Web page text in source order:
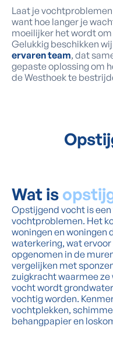
Laat je
want hoe langer je
moeilijker het wordt
Gelukkig beschikken
ervaren team, dat
gepaste oplossing om
de Westhoek te
Wat is
Opstijgend vocht is
vochtproblemen. Het
woningen en woningen
waterkering, wat
opgenomen in de
vergelijken met
zuigkracht waarmee
vocht wordt
vochtig worden.
vochtplekken,
behangpapier en